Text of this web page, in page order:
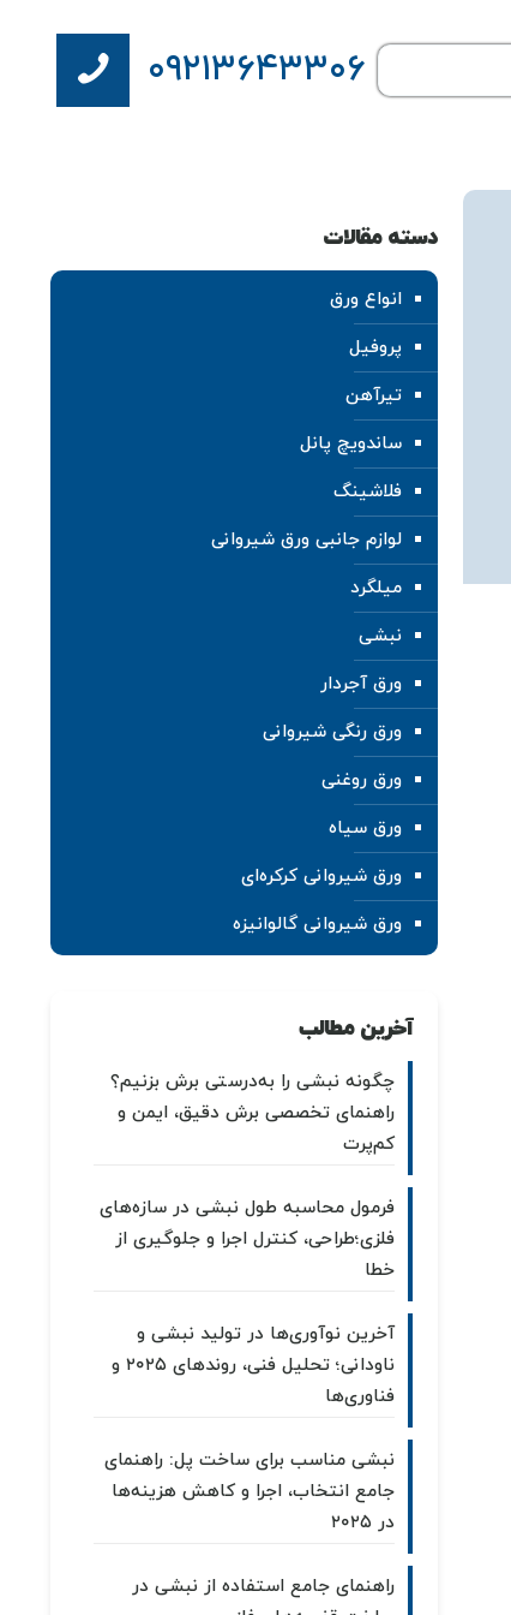
۰۹۲۱۳۶۴۳۳۰۶
دسته مقالات
انواع ورق
پروفیل
تیرآهن
ساندویچ پانل
فلاشینگ
لوازم جانبی ورق شیروانی
میلگرد
نبشی
ورق آجردار
ورق رنگی شیروانی
ورق روغنی
ورق سیاه
ورق شیروانی کرکره‌ای
ورق شیروانی گالوانیزه
آخرین مطالب
چگونه نبشی را به‌درستی برش بزنیم؟
راهنمای تخصصی برش دقیق، ایمن و
کم‌پرت
فرمول محاسبه طول نبشی در سازه‌های
فلزی؛طراحی، کنترل اجرا و جلوگیری از
خطا
آخرین نوآوری‌ها در تولید نبشی و
ناودانی؛ تحلیل فنی، روندهای ۲۰۲۵ و
فناوری‌ها
نبشی مناسب برای ساخت پل: راهنمای
جامع انتخاب، اجرا و کاهش هزینه‌ها
در ۲۰۲۵
راهنمای جامع استفاده از نبشی در